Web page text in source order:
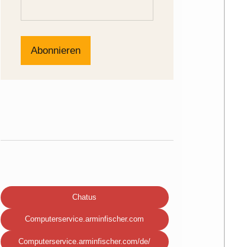
Chatus
Computerservice.arminfischer.com
Computerservice.arminfischer.com/de/